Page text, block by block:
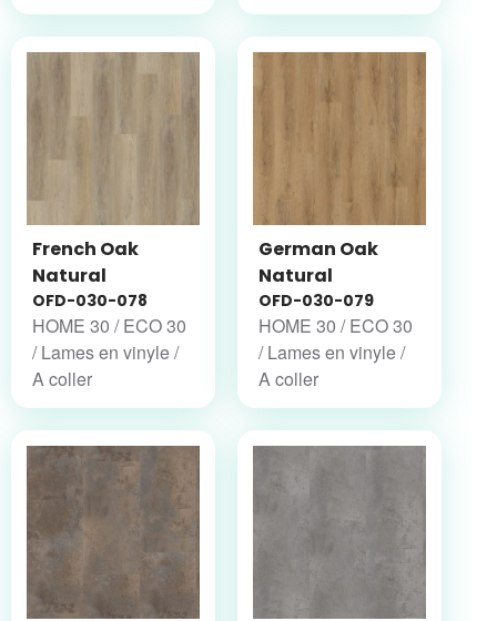
French Oak
Natural
OFD-030-078
HOME 30 / ECO 30
/ Lames en vinyle /
A coller
German Oak
Natural
OFD-030-079
HOME 30 / ECO 30
/ Lames en vinyle /
A coller